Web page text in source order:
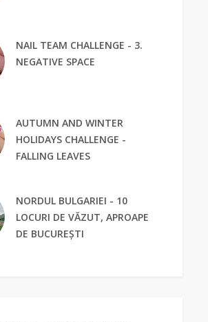
NAIL TEAM CHALLENGE - 3.
NEGATIVE SPACE
AUTUMN AND WINTER
HOLIDAYS CHALLENGE -
FALLING LEAVES
NORDUL BULGARIEI - 10
LOCURI DE VĂZUT, APROAPE
DE BUCUREȘTI